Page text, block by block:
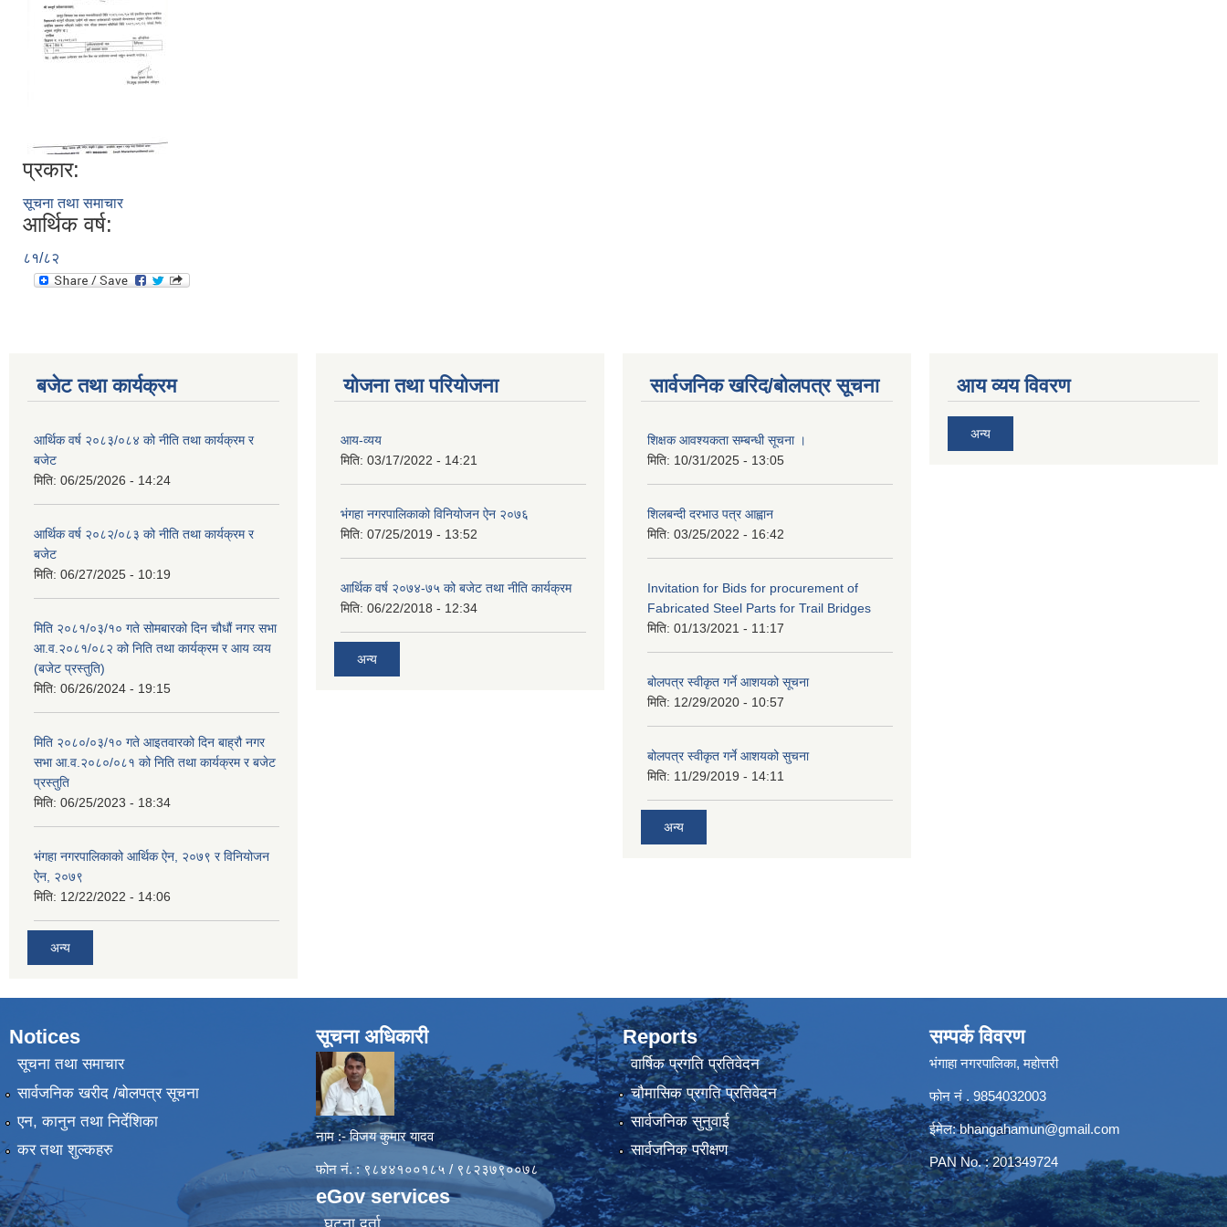
प्रकार:
सूचना तथा समाचार
आर्थिक वर्ष:
८१/८२
बजेट तथा कार्यक्रम
आर्थिक वर्ष २०८३/०८४ को नीति तथा कार्यक्रम र
बजेट
मिति: 06/25/2026 - 14:24
आर्थिक वर्ष २०८२/०८३ को नीति तथा कार्यक्रम र
बजेट
मिति: 06/27/2025 - 10:19
मिति २०८१/०३/१० गते सोमबारको दिन चौधौं नगर सभा
आ.व.२०८१/०८२ को निति तथा कार्यक्रम र आय व्यय
(बजेट प्रस्तुति)
मिति: 06/26/2024 - 19:15
मिति २०८०/०३/१० गते आइतवारको दिन बाह्रौ नगर
सभा आ.व.२०८०/०८१ को निति तथा कार्यक्रम र बजेट
प्रस्तुति
मिति: 06/25/2023 - 18:34
भंगहा नगरपालिकाको आर्थिक ऐन, २०७९ र विनियोजन
ऐन, २०७९
मिति: 12/22/2022 - 14:06
अन्य
योजना तथा परियोजना
आय-व्यय
मिति: 03/17/2022 - 14:21
भंगहा नगरपालिकाको विनियोजन ऐन २०७६
मिति: 07/25/2019 - 13:52
आर्थिक वर्ष २०७४-७५ को बजेट तथा नीति कार्यक्रम
मिति: 06/22/2018 - 12:34
अन्य
सार्वजनिक खरिद/बोलपत्र सूचना
शिक्षक आवश्यकता सम्बन्धी सूचना ।
मिति: 10/31/2025 - 13:05
शिलबन्दी दरभाउ पत्र आह्वान
मिति: 03/25/2022 - 16:42
Invitation for Bids for procurement of
Fabricated Steel Parts for Trail Bridges
मिति: 01/13/2021 - 11:17
बोलपत्र स्वीकृत गर्ने आशयको सूचना
मिति: 12/29/2020 - 10:57
बोलपत्र स्वीकृत गर्ने आशयको सुचना
मिति: 11/29/2019 - 14:11
अन्य
आय व्यय विवरण
अन्य
Notices
सूचना तथा समाचार
सार्वजनिक खरीद /बोलपत्र सूचना
एन, कानुन तथा निर्देशिका
कर तथा शुल्कहरु
सूचना अधिकारी
नाम :- विजय कुमार यादव
फोन नं. : ९८४४१००१८५ / ९८२३७९००७८
eGov services
Reports
वार्षिक प्रगति प्रतिवेदन
चौमासिक प्रगति प्रतिवेदन
सार्वजनिक सुनुवाई
सार्वजनिक परीक्षण
सम्पर्क विवरण
भंगाहा नगरपालिका, महोत्तरी
फोन नं . 9854032003
ईमेल:bhangahamun@gmail.com
PAN No. : 201349724